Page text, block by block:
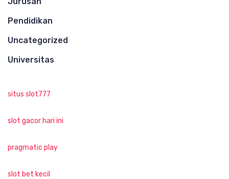
Pendidikan
Uncategorized
Universitas
situs slot777
slot gacor hari ini
pragmatic play
slot bet kecil